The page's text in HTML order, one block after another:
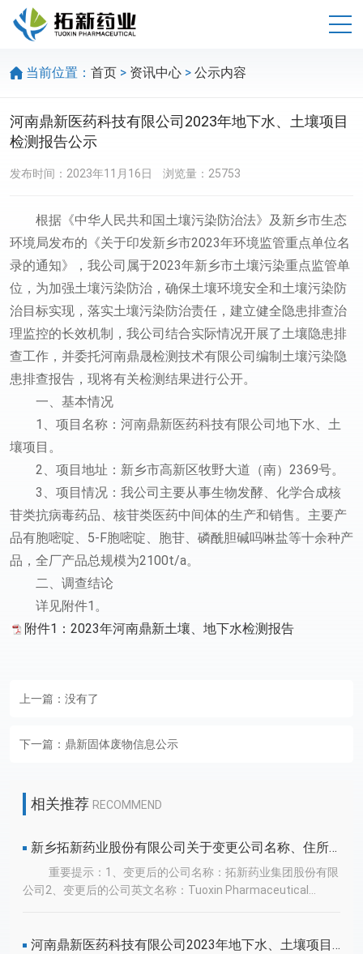
当前位置： 首页 > 资讯中心 > 公示内容
河南鼎新医药科技有限公司2023年地下水、土壤项目
检测报告公示
发布时间：2023年11月16日 浏览量：25753
根据《中华人民共和国土壤污染防治法》及新乡市生态
环境局发布的《关于印发新乡市2023年环境监管重点单位名
录的通知》，我公司属于2023年新乡市土壤污染重点监管单
位，为加强土壤污染防治，确保土壤环境安全和土壤污染防
治目标实现，落实土壤污染防治责任，建立健全隐患排查治
理监控的长效机制，我公司结合实际情况开展了土壤隐患排
查工作，并委托河南鼎晟检测技术有限公司编制土壤污染隐
患排查报告，现将有关检测结果进行公开。
一、基本情况
1、项目名称：河南鼎新医药科技有限公司地下水、土
壤项目。
2、项目地址：新乡市高新区牧野大道（南）2369号。
3、项目情况：我公司主要从事生物发酵、化学合成核
苷类抗病毒药品、核苷类医药中间体的生产和销售。主要产
品有胞嘧啶、5-F胞嘧啶、胞苷、磷酰胆碱吗啉盐等十余种产
品，全厂产品总规模为2100t/a。
二、调查结论
详见附件1。
附件1：2023年河南鼎新土壤、地下水检测报告
上一篇： 没有了
下一篇： 鼎新固体废物信息公示
相关推荐 RECOMMEND
新乡拓新药业股份有限公司关于变更公司名称、住所、经营范围暨完成工商变更登记的公告
重要提示：1、变更后的公司名称：拓新药业集团股份有限
公司2、变更后的公司英文名称：Tuoxin Pharmaceutical
保持不变 新乡拓新药业股份有限公司（以下简称“公司”）于
河南鼎新医药科技有限公司2023年地下水、土壤项目检测报告公示